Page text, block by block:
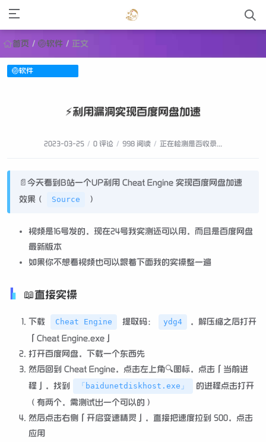
首页 / 🏐软件 / 正文
🏐软件
⚡️利用漏洞实现百度网盘加速
2023-03-25 / 0 评论 / 998 阅读 / 正在检测是否收录...
📄今天看到B站一个UP利用 Cheat Engine 实现百度网盘加速
效果（
Source ）
视频是16号发的，现在24号我实测还可以用，而且是百度网盘
最新版本
如果你不想看视频也可以跟着下面我的实操整一遍
📖直接实操
下载 Cheat Engine 提取码： ydg4
，解压缩之后打开
「Cheat Engine.exe」
打开百度网盘，下载一个东西先
然后回到 Cheat Engine，点击左上角🔍图标，点击「当前进
程」，找到
「baidunetdiskhost.exe」
的进程点击打开
（有两个，需测试出一个可以的）
然后点击右侧「开启变速精灵」，直接把速度拉到 500，点击
应用